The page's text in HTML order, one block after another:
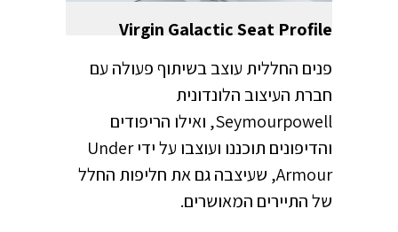
Virgin Galactic Seat Profile
פנים החללית עוצב בשיתוף פעולה עם
חברת העיצוב הלונדונית
Seymourpowell, ואילו הריפודים
והדיפונים תוכננו ועוצבו על ידי Under
Armour, שעיצבה גם את חליפות החלל
של התיירים המאושרים.